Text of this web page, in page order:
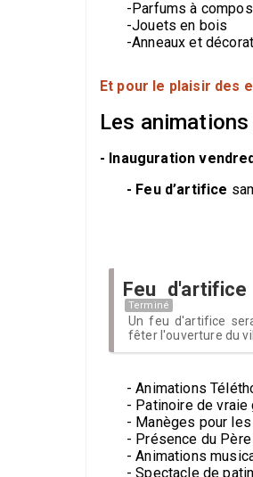
-Parfums à
-Jouets en bois
-Anneaux et
Et pour le plaisir des
Les
- Inauguration
- Feu d’artifice
Feu
Terminé
Un feu d'artifice
fêter l'ouverture du
- Animations
- Patinoire de vraie
- Manèges pour
- Présence du
- Animations
- Spectacle de